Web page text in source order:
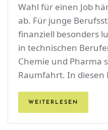
Wahl für einen Job
ab. Für junge
finanziell besonders
in technischen
Chemie und Pharma
Raumfahrt. In diesen
WEITERLESEN